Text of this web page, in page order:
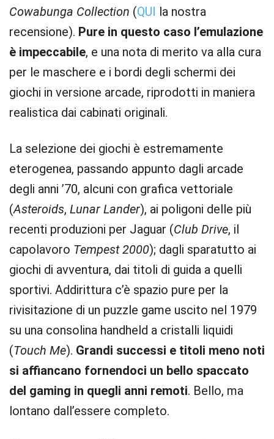
Cowabunga Collection (QUI la nostra
recensione). Pure in questo caso l’emulazione
è impeccabile, e una nota di merito va alla cura
per le maschere e i bordi degli schermi dei
giochi in versione arcade, riprodotti in maniera
realistica dai cabinati originali.
La selezione dei giochi è estremamente
eterogenea, passando appunto dagli arcade
degli anni ’70, alcuni con grafica vettoriale
(Asteroids, Lunar Lander), ai poligoni delle più
recenti produzioni per Jaguar (Club Drive, il
capolavoro Tempest 2000); dagli sparatutto ai
giochi di avventura, dai titoli di guida a quelli
sportivi. Addirittura c’è spazio pure per la
rivisitazione di un puzzle game uscito nel 1979
su una consolina handheld a cristalli liquidi
(Touch Me). Grandi successi e titoli meno noti
si affiancano fornendoci un bello spaccato
del gaming in quegli anni remoti. Bello, ma
lontano dall’essere completo.